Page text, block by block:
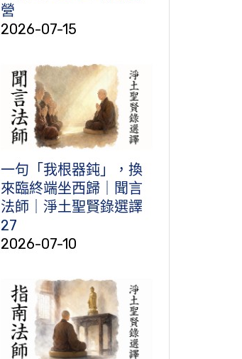
營
2026-07-15
一句「我根器鈍」，換
來臨終端坐西歸｜聞言
法師｜淨土聖賢錄選譯
27
2026-07-10